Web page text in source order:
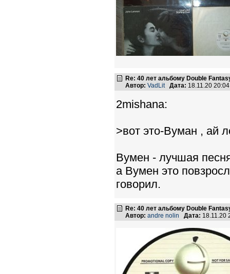
Re: 40 лет альбому Double
Автор: VadLit Дата: 18.11.20
2mishana:
>вот это-Вуман , ай
Вумен - лучшая
а Вумен это
говорил.
Re: 40 лет альбому Double
Автор: andre nolin Дата: